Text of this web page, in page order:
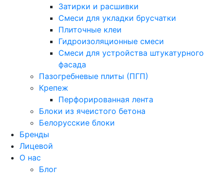
Затирки и расшивки
Смеси для укладки брусчатки
Плиточные клеи
Гидроизоляционные смеси
Смеси для устройства штукатурного
фасада
Пазогребневые плиты (ПГП)
Крепеж
Перфорированная лента
Блоки из ячеистого бетона
Белорусские блоки
Бренды
Лицевой
О нас
Блог